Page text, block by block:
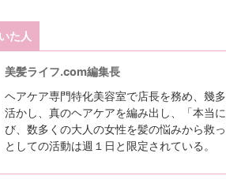
た人
美髪ライフ.com編集長
ヘアケア専門特化美容室で店長を務め、幾
活かし、真のヘアケアを編み出し、「本当
び、数多くの大人の女性を髪の悩みから救
としての活動は週１日と限定されている。